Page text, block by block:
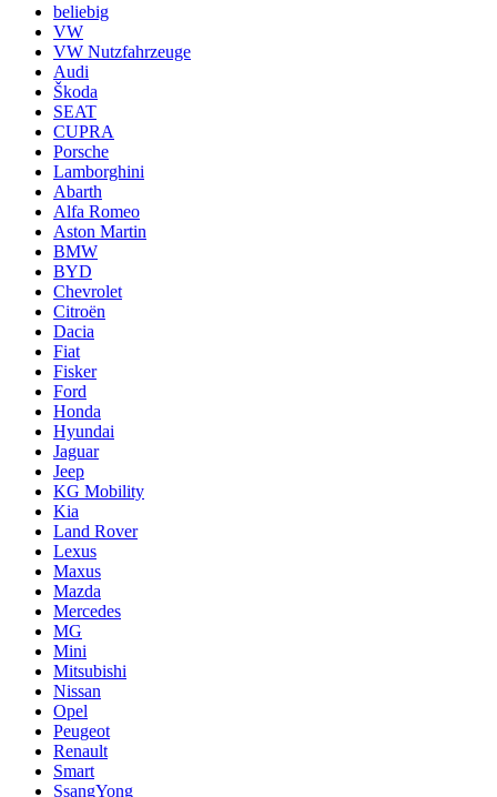
beliebig
VW
VW Nutzfahrzeuge
Audi
Škoda
SEAT
CUPRA
Porsche
Lamborghini
Abarth
Alfa Romeo
Aston Martin
BMW
BYD
Chevrolet
Citroën
Dacia
Fiat
Fisker
Ford
Honda
Hyundai
Jaguar
Jeep
KG Mobility
Kia
Land Rover
Lexus
Maxus
Mazda
Mercedes
MG
Mini
Mitsubishi
Nissan
Opel
Peugeot
Renault
Smart
SsangYong